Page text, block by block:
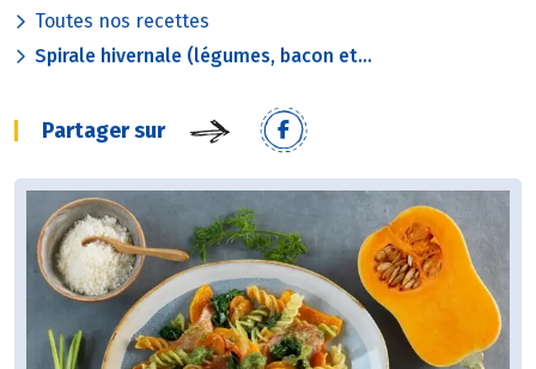
Toutes nos recettes
Spirale hivernale (légumes, bacon et...
Partager sur